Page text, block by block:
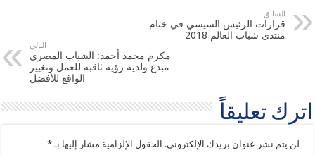
السابق
قرارات الرئيس السيسي في ختام
منتدى شباب العالم 2018
التالي
مكرم محمد أحمد: الشباب المصري
مبدع ولديه رؤية ثاقبة للعمل وتغيير
الواقع للأفضل
اترك تعليقاً
لن يتم نشر عنوان بريدك الإلكتروني. الحقول الإلزامية مشار إليها بـ*